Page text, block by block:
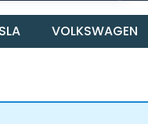
VOLKSWAGEN